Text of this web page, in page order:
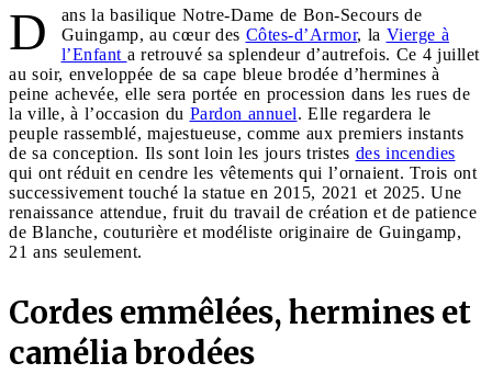
D
ans la basilique Notre-Dame de Bon-Secours de
Guingamp, au cœur des Côtes-d’Armor, la Vierge à
l’Enfant a retrouvé sa splendeur d’autrefois. Ce 4 juillet
au soir, enveloppée de sa cape bleue brodée d’hermines à
peine achevée, elle sera portée en procession dans les rues de
la ville, à l’occasion du Pardon annuel. Elle regardera le
peuple rassemblé, majestueuse, comme aux premiers instants
de sa conception. Ils sont loin les jours tristes des incendies
qui ont réduit en cendre les vêtements qui l’ornaient. Trois ont
successivement touché la statue en 2015, 2021 et 2025. Une
renaissance attendue, fruit du travail de création et de patience
de Blanche, couturière et modéliste originaire de Guingamp,
21 ans seulement.
Cordes emmêlées, hermines et
camélia brodées